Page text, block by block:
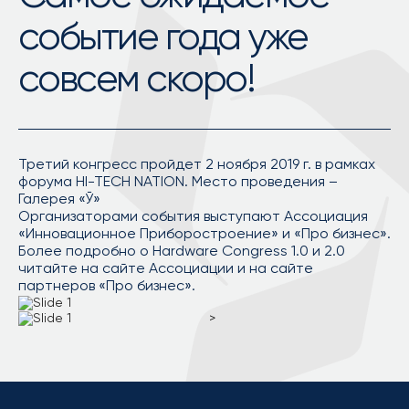
событие года уже
совсем скоро!
Третий конгресс пройдет 2 ноября 2019 г. в рамках
форума HI-TECH NATION. Место проведения –
Галерея «Ў»
Организаторами события выступают Ассоциация
«Инновационное Приборостроение» и «Про бизнес».
Более подробно о Hardware Congress 1.0 и 2.0
читайте на сайте Ассоциации и на сайте
партнеров «Про бизнес».
>